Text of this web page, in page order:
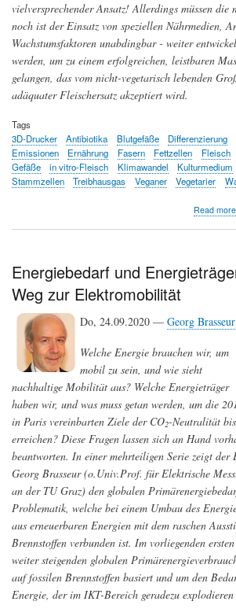
vielversprechender Ansatz! Allerdings müssen die
noch ist der Einsatz von speziellen Nährmedien,
Wachstumsfaktoren unabdingbar - weiter
werden, um zu einem erfolgreichen, leistbaren
gelangen, das vom nicht-vegetarisch lebenden
adäquater Fleischersatz akzeptiert wird.
Tags
3D-Drucker
Antibiotika Blutgefäße Differenzierung
Emissionen
Ernährung Fasern Fettzellen Fleisch
Gefäße
in vitro-Fleisch Klimawandel Kulturmedium
Stammzellen
Treibhausgas Veganer Vegetarier
Read more
Energiebedarf und
Weg zur Elektromobilität
Do, 24.09.2020 — Georg Brasseur
Welche Energie brauchen wir, um
mobil zu sein, und wie sieht
nachhaltige Mobilität aus? Welche Energieträger
haben wir, und was muss getan werden, um die
in Paris vereinbarten Ziele der CO2-Neutralität
erreichen? Diese Fragen lassen sich an Hand
beantworten. In einer mehrteiligen Serie zeigt der
Georg Brasseur (o.Univ.Prof. für Elektrische
an der TU Graz) den globalen
Problematik, welche bei einem Umbau des
aus erneuerbaren Energien mit dem raschen
Brennstoffen verbunden ist. Im vorliegenden
weiter steigenden globalen
auf fossilen Brennstoffen basiert und um den
Energie, der im IKT-Bereich geradezu